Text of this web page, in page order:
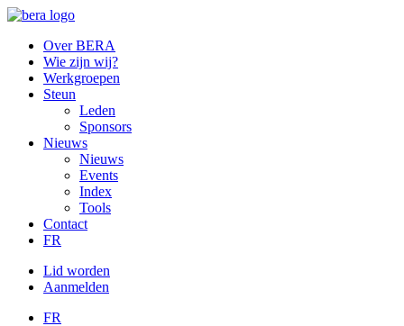
Over BERA
Wie zijn wij?
Werkgroepen
Steun
Leden
Sponsors
Nieuws
Nieuws
Events
Index
Tools
Contact
FR
Lid worden
Aanmelden
FR